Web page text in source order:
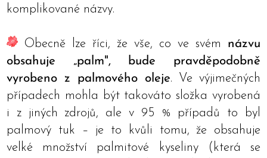
komplikované názvy.
Obecně lze říci, že vše, co ve svém názvu
obsahuje „palm", bude pravděpodobně
vyrobeno z palmového oleje. Ve výjimečných
případech mohla být takováto složka vyrobená
i z jiných zdrojů, ale v 95 % případů to byl
palmový tuk – je to kvůli tomu, že obsahuje
velké množství palmitové kyseliny (která se